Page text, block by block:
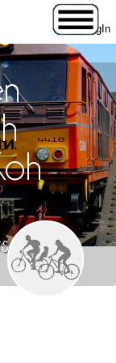
für Zug,